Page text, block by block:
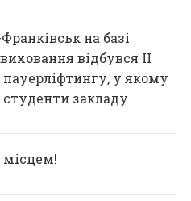
на базі
відбувся ІІ
у якому
закладу
місцем!